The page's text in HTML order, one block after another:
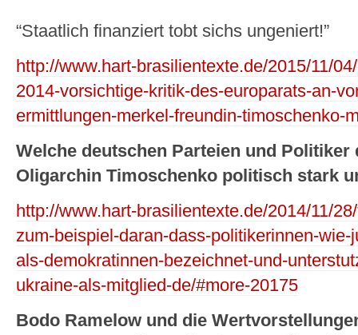
“Staatlich finanziert tobt sichs ungeniert!”
http://www.hart-brasilientexte.de/2015/11/
2014-vorsichtige-kritik-des-europarats-an-
ermittlungen-merkel-freundin-timoschenko-
Welche deutschen Parteien und
Oligarchin Timoschenko politisch stark
http://www.hart-brasilientexte.de/2014/11/
zum-beispiel-daran-dass-politikerinnen-
als-demokratinnen-bezeichnet-und-
ukraine-als-mitglied-de/#more-20175
Bodo Ramelow und die